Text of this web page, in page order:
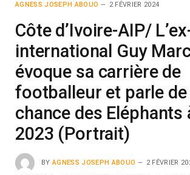
AGNESS JOSEPH ABOUO 2 FÉVRIER 2024
Côte d’Ivoire-AIP/
international Guy
évoque sa carrière de
footballeur et parle de
chance des Eléphants
2023 (Portrait)
BY AGNESS JOSEPH ABOUO 2 FÉVRIER